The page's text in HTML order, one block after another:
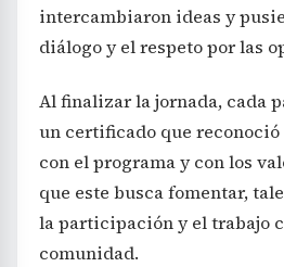
intercambiaron ideas y
diálogo y el respeto por las
Al finalizar la jornada, cada
un certificado que
con el programa y con los
que este busca fomentar,
la participación y el trabajo
comunidad.